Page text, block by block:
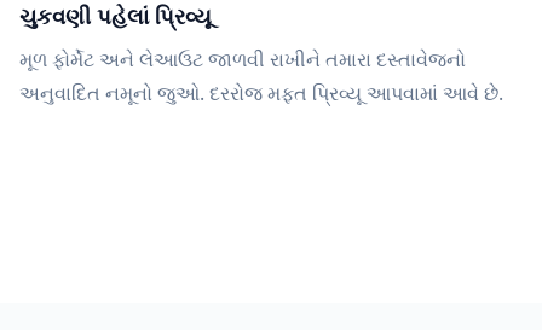
ચુકવણી પહેલાં પ્રિવ્યૂ
મૂળ ફોર્મેટ અને લેઆઉટ જાળવી રાખીને તમારા દસ્તાવેજનો
અનુવાદિત નમૂનો જુઓ. દરરોજ મફત પ્રિવ્યૂ આપવામાં આવે છે.